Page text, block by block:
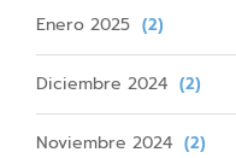
Enero 2025 (2)
Diciembre 2024 (2)
Noviembre 2024 (2)